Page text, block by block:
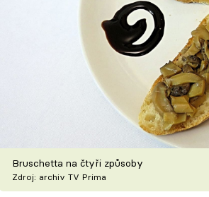
Bruschetta na čtyři způsoby
Zdroj: archiv TV Prima